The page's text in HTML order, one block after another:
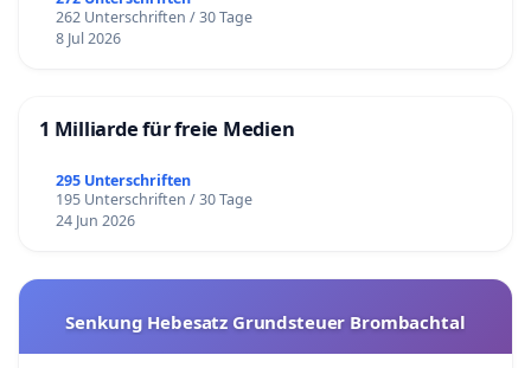
262 Unterschriften / 30 Tage
8 Jul 2026
1 Milliarde für freie Medien
295 Unterschriften
195 Unterschriften / 30 Tage
24 Jun 2026
Senkung Hebesatz Grundsteuer Brombachtal